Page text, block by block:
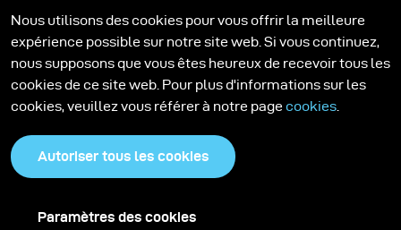
Support
Carrière
Media Center
Nous utilisons des cookies pour vous offrir la meilleure
expérience possible sur notre site web. Si vous continuez,
nous supposons que vous êtes heureux de recevoir tous les
cookies de ce site web. Pour plus d'informations sur les
cookies, veuillez vous référer à notre page cookies
Autoriser tous les cookies
Paramètres des cookies